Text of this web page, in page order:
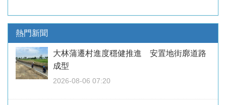
熱門新聞
大林蒲遷村進度穩健推進 安置地街廓道路
成型
2026-08-06 07:20